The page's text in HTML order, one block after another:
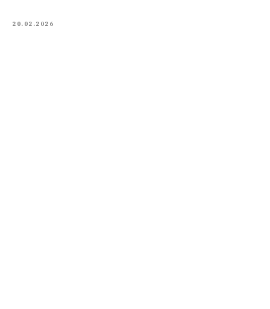
20.02.2026